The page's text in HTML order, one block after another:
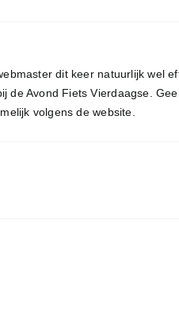
dit keer natuurlijk wel
de Avond Fiets Vierdaagse.
volgens de website.